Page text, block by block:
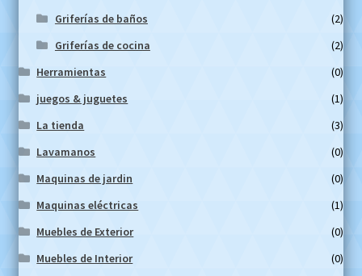
Griferías de baños
(2)
Griferías de cocina
(2)
Herramientas
(0)
juegos & juguetes
(1)
La tienda
(3)
Lavamanos
(0)
Maquinas de jardin
(0)
Maquinas eléctricas
(1)
Muebles de Exterior
(0)
Muebles de Interior
(0)